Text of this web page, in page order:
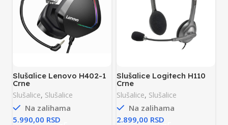
Slušalice Lenovo H402-1
Crne
Slušalice, Slušalice
Na zalihama
RSD
Slušalice Logitech H110
Crne
Slušalice, Slušalice
Na zalihama
RSD